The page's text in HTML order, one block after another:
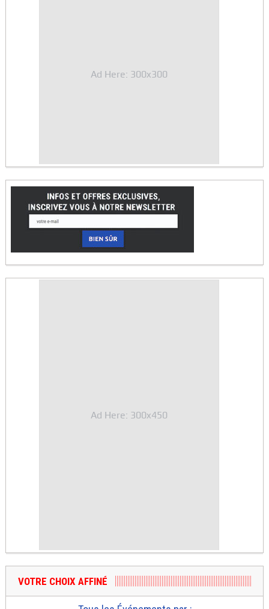
Ad Here: 300x300
Ad Here: 300x450
VOTRE CHOIX AFFINÉ